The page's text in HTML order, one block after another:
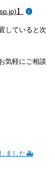
】
していると次
気軽にご相談
ました🚑